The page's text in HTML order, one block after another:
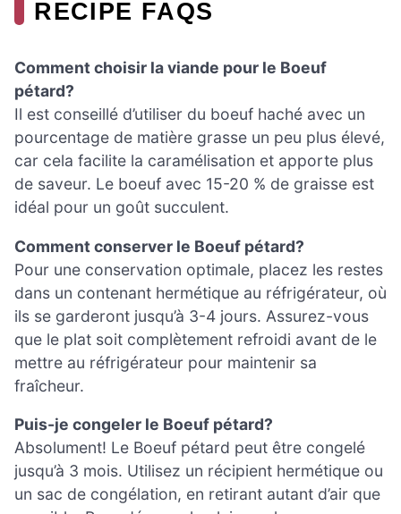
RECIPE FAQS
Comment choisir la viande pour le Boeuf
pétard?
Il est conseillé d’utiliser du boeuf haché avec un
pourcentage de matière grasse un peu plus élevé,
car cela facilite la caramélisation et apporte plus
de saveur. Le boeuf avec 15-20 % de graisse est
idéal pour un goût succulent.
Comment conserver le Boeuf pétard?
Pour une conservation optimale, placez les restes
dans un contenant hermétique au réfrigérateur, où
ils se garderont jusqu’à 3-4 jours. Assurez-vous
que le plat soit complètement refroidi avant de le
mettre au réfrigérateur pour maintenir sa
fraîcheur.
Puis-je congeler le Boeuf pétard?
Absolument! Le Boeuf pétard peut être congelé
jusqu’à 3 mois. Utilisez un récipient hermétique ou
un sac de congélation, en retirant autant d’air que